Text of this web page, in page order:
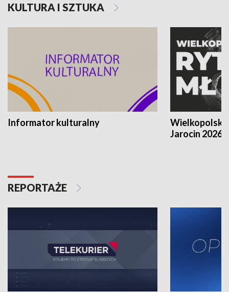
KULTURA I SZTUKA
Informator kulturalny
Jarocin 2026
REPORTAŻE